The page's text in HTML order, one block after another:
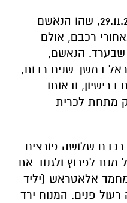
בלילה שבין ה-28.11.20 ל-29.11.20, שהו הנאשם
רכבם, אולם
שבערד. הנאשם,
במשך שנים רבות,
אקדח ברישיון, ובאותו
מתחת לכרית
שלושה פורצים
לפרוץ ולגנוב את
מחמד אלאטראש (יליד
רעול פנים. המנוח ירד